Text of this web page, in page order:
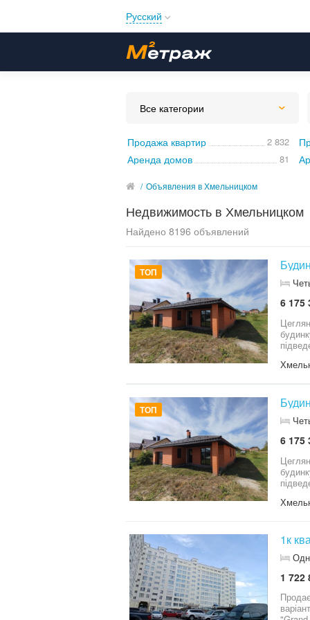
Русский
Українська
Все категории
Продажа квартир 2 832
Аренда домов 81
/ Объявления в Хмельницком
Недвижимость в Хмельницком
Найдено 8196 объявлений
ТОП
6 175
ТОП
6 175
1к
1 722